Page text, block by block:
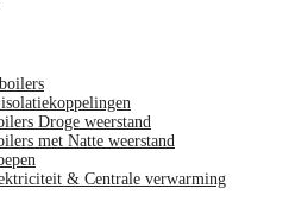
Droge weerstand
met Natte weerstand
& Centrale verwarming